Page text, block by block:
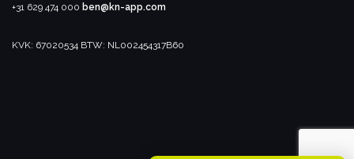
+31 629 474 000 ben@kn-app.com
KVK: 67020534 BTW: NL002454317B60